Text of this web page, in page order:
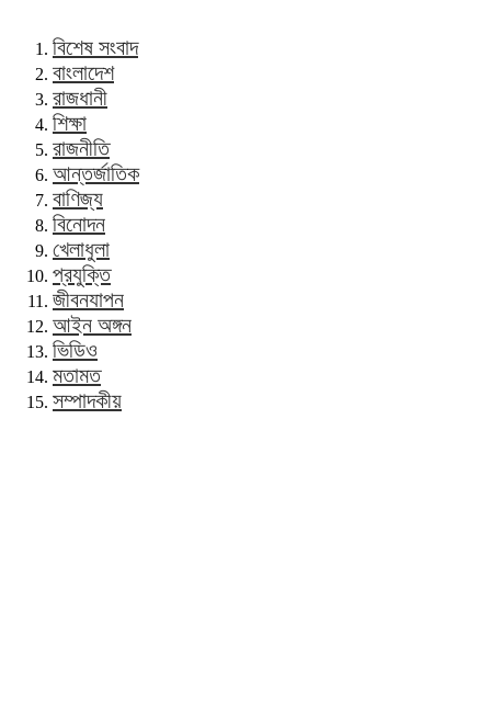
বিশেষ সংবাদ
বাংলাদেশ
রাজধানী
শিক্ষা
রাজনীতি
আন্তর্জাতিক
বাণিজ্য
বিনোদন
খেলাধুলা
প্রযুক্তি
জীবনযাপন
আইন অঙ্গন
ভিডিও
মতামত
সম্পাদকীয়